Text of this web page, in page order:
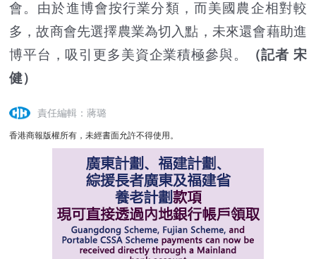
會。由於進博會按行業分類，而美國農企相對較
多，故商會先選擇農業為切入點，未來還會藉助進
博平台，吸引更多美資企業積極參與。
（記者 宋
健）
責任編輯：蔣璐
香港商報版權所有，未經書面允許不得使用。